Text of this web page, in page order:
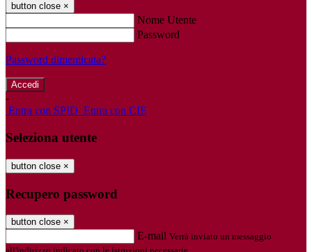
button close ×
Nome Utente
Password
Password dimenticata?
-
Entra con SPID Entra con CIE
Seleziona utente
button close ×
Recupero password
button close ×
E-mail Verrà inviato un messaggio